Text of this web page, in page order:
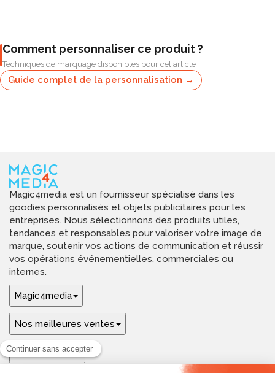
Comment personnaliser ce produit ?
Techniques de marquage disponibles pour cet article
Guide complet de la personnalisation →
Magic4media est un fournisseur spécialisé dans les
goodies personnalisés et objets publicitaires pour les
entreprises. Nous sélectionnons des produits utiles,
tendances et responsables pour valoriser votre image de
marque, soutenir vos actions de communication et réussir
vos opérations événementielles, commerciales ou
internes.
Magic4media
Nos meilleures ventes
Guides & aide